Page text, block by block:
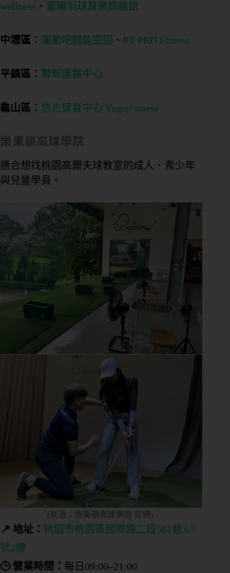
wellness 、 富暘羽球育樂旗艦館
中壢區 ： 運動吧體能空間 、 PT PRO Fitness
平鎮區 ： 聯新運醫中心
龜山區 ： 悠吉健身中心 YogisFitness
樂果嶺高球學院
適合想找桃園高爾夫球教室的成人、青少年
與兒童學員。
(來源：樂果嶺高球學院 官網)
📍 地址： 桃園市桃園區國際路二段501巷3-7
號2樓
🕒 營業時間： 每日09:00–21:00